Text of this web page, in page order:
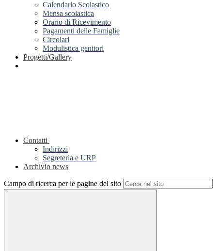
Calendario Scolastico
Mensa scolastica
Orario di Ricevimento
Pagamenti delle Famiglie
Circolari
Modulistica genitori
Progetti/Gallery
Contatti
Indirizzi
Segreteria e URP
Archivio news
Campo di ricerca per le pagine del sito